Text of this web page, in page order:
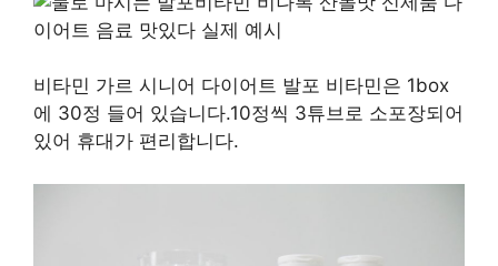
비타민 가르 시니어 다이어트 발포 비타민은 1box
에 30정 들어 있습니다.10정씩 3튜브로 소포장되어
있어 휴대가 편리합니다.